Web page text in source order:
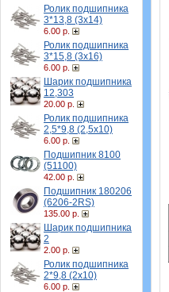
Ролик подшипника
3*13,8 (3х14)
6.00 р.
Ролик подшипника
3*15,8 (3х16)
6.00 р.
Шарик подшипника
12,303
20.00 р.
Ролик подшипника
2,5*9,8 (2,5х10)
6.00 р.
Подшипник 8100
(51100)
42.00 р.
Подшипник 180206
(6206-2RS)
135.00 р.
Шарик подшипника
2
2.00 р.
Ролик подшипника
2*9,8 (2х10)
6.00 р.